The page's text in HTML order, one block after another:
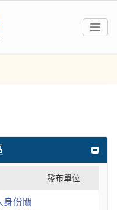
發布單位
身份關